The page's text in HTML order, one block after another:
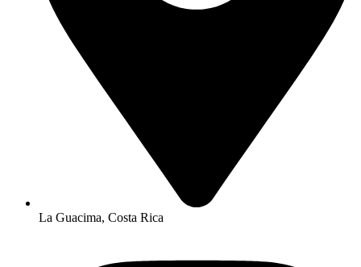
La Guacima, Costa Rica